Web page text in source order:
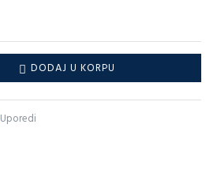
DODAJ U KORPU
Uporedi